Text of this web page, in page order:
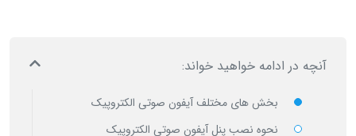
آنچه در ادامه خواهید خواند:
بخش های مختلف آیفون صوتی الکتروپیک
نحوه نصب پنل آیفون صوتی الکتروپیک